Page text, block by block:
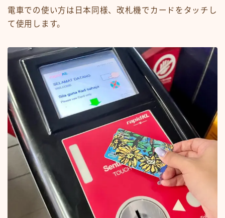
電車での使い方は日本同様、改札機でカードをタッチし
て使用します。